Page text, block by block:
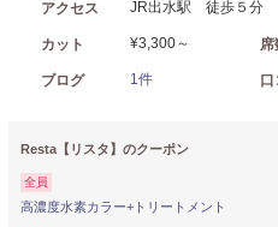
アクセス JR出水駅 徒歩５分
カット ¥3,300～ 席
ブログ 1件 口
Resta【リスタ】のクーポン
全員
高濃度水素カラー+トリートメント